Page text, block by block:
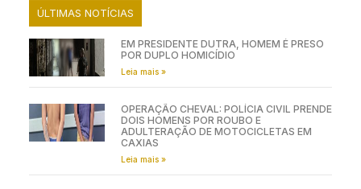
ÚLTIMAS NOTÍCIAS
EM PRESIDENTE DUTRA, HOMEM É PRESO
POR DUPLO HOMICÍDIO
Leia mais »
OPERAÇÃO CHEVAL: POLÍCIA CIVIL PRENDE
DOIS HOMENS POR ROUBO E
ADULTERAÇÃO DE MOTOCICLETAS EM
CAXIAS
Leia mais »